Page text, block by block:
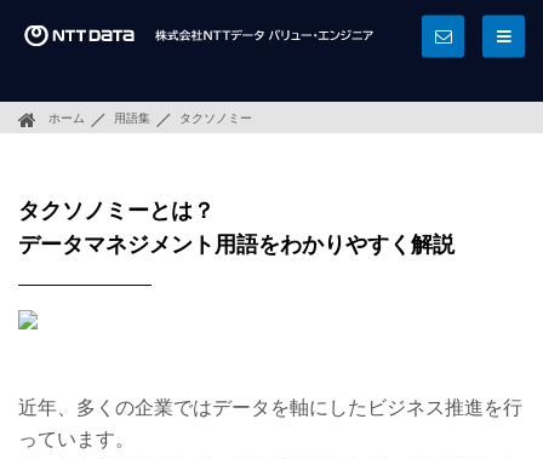
ホーム 用語集 タクソノミー
タクソノミーとは？
データマネジメント用語をわかりやすく解説
近年、多くの企業ではデータを軸にしたビジネス推進を行
っています。